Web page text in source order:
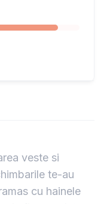
veste si
te-au
cu hainele